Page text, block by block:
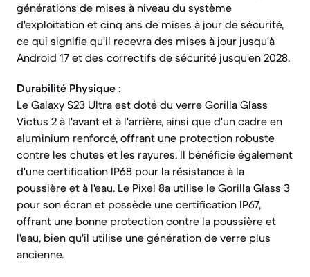
générations de mises à niveau du système
d'exploitation et cinq ans de mises à jour de sécurité,
ce qui signifie qu'il recevra des mises à jour jusqu'à
Android 17 et des correctifs de sécurité jusqu'en 2028.
Durabilité Physique :
Le Galaxy S23 Ultra est doté du verre Gorilla Glass
Victus 2 à l'avant et à l'arrière, ainsi que d'un cadre en
aluminium renforcé, offrant une protection robuste
contre les chutes et les rayures. Il bénéficie également
d'une certification IP68 pour la résistance à la
poussière et à l'eau. Le Pixel 8a utilise le Gorilla Glass 3
pour son écran et possède une certification IP67,
offrant une bonne protection contre la poussière et
l'eau, bien qu'il utilise une génération de verre plus
ancienne.